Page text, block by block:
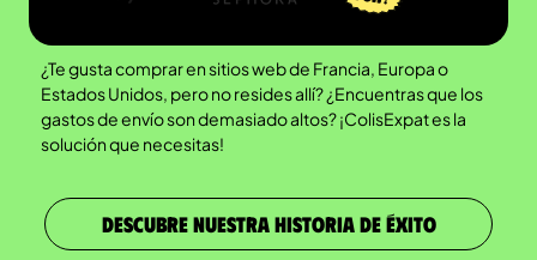
¿Te gusta comprar en sitios web de Francia, Europa o
Estados Unidos, pero no resides allí? ¿Encuentras que los
gastos de envío son demasiado altos? ¡ColisExpat es la
solución que necesitas!
DESCUBRE NUESTRA HISTORIA DE ÉXITO